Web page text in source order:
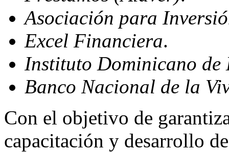
Asociación para
Excel Financiera.
Instituto Dominicano
Banco Nacional de la
Con el objetivo de
capacitación y desarrollo